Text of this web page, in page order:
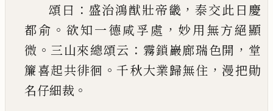
頌曰 ： 盛治鴻猷壯帝畿 ，泰交此日慶
都俞 。 欲知一德咸孚處 ， 妙用無方絕顯
微 。 三山來總頌云 ： 霧鎖巖廊瑞色開 ， 堂
簾喜起共徘徊 。千秋大業歸無住 ， 漫把勛
名仔細裁 。